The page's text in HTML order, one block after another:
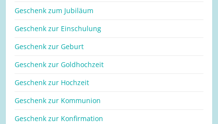
Geschenk zum Jubiläum
Geschenk zur Einschulung
Geschenk zur Geburt
Geschenk zur Goldhochzeit
Geschenk zur Hochzeit
Geschenk zur Kommunion
Geschenk zur Konfirmation